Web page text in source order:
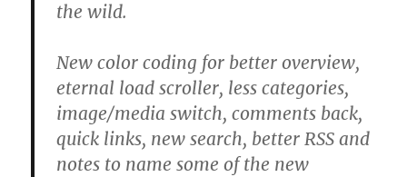
the wild.
New color coding for better overview,
eternal load scroller, less categories,
image/media switch, comments back,
quick links, new search, better RSS and
notes to name some of the new